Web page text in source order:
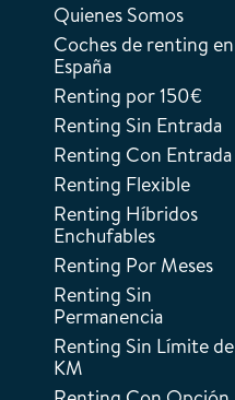
Quienes Somos
Coches de renting en
España
Renting por 150€
Renting Sin Entrada
Renting Con Entrada
Renting Flexible
Renting Híbridos
Enchufables
Renting Por Meses
Renting Sin
Permanencia
Renting Sin Límite de
KM